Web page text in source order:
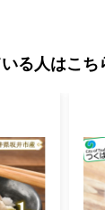
る人はこち